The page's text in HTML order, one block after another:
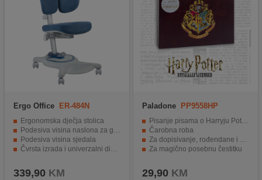
Ergo Office ER-484N
Ergonomska dječja stolica
Podesiva visina naslona za glavu
Podesiva visina sjedala
Čvrsta izrada i univerzalni dizajn
339,90 KM
Paladone PP9558HP
Pisanje pisama o Harryju Potteru
Čarobna roba
Za dopisivanje, rođendane i druge prilike
Za magično posebnu čestitku
29,90 KM